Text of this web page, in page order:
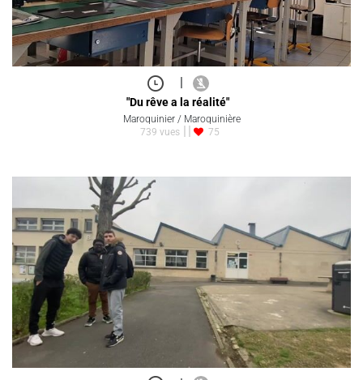
"Du rêve a la réalité"
Maroquinier / Maroquinière
739 vues
75